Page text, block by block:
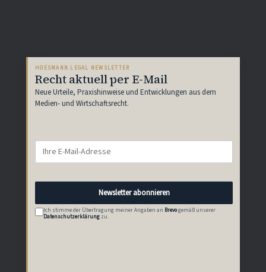
HOESMANN.LEGAL NEWSLETTER
Recht aktuell per E-Mail
Neue Urteile, Praxishinweise und Entwicklungen aus dem
Medien- und Wirtschaftsrecht.
Newsletter abonnieren
Ich stimme der Übertragung meiner Angaben an Brevogemäß unserer
Datenschutzerklärung zu.